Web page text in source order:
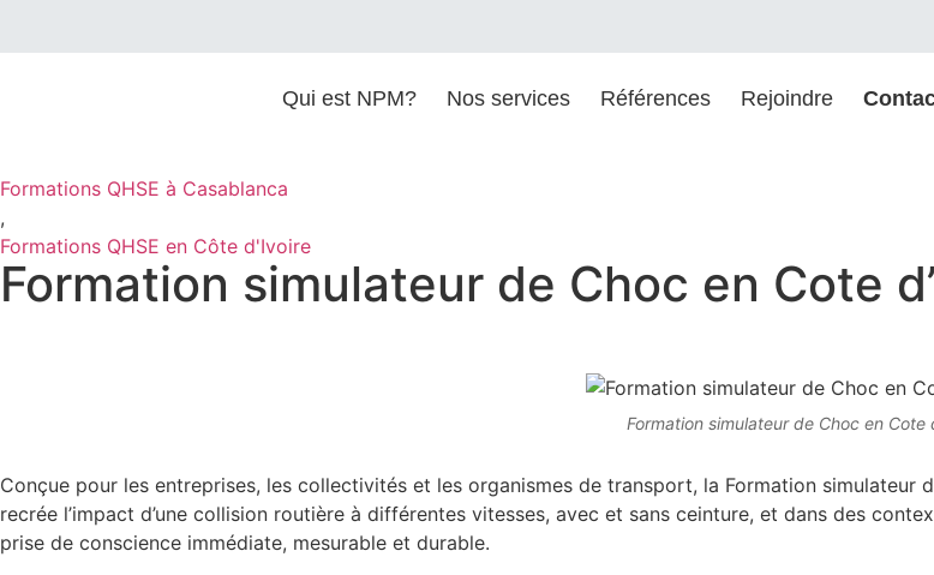
Qui est NPM? Nos services Références Rejoindre
Formations QHSE à Casablanca
,
Formations QHSE en Côte d'Ivoire
Formation simulateur de Choc en Cote
Formation simulateur de Choc en Cote
Conçue pour les entreprises, les collectivités et les organismes de transport, la Formation simulateur
recrée l’impact d’une collision routière à différentes vitesses, avec et sans ceinture, et dans des
prise de conscience immédiate, mesurable et durable.